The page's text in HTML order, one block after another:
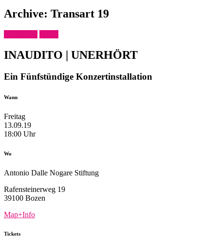
Archive: Transart 19
INAUDITO | UNERHÖRT
Ein Fünfstündige Konzertinstallation
Wann
Freitag
13.09.19
18:00 Uhr
Wo
Antonio Dalle Nogare Stiftung
Rafensteinerweg 19
39100 Bozen
Map+Info
Tickets